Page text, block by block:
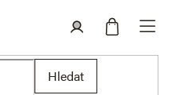
Hledat